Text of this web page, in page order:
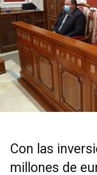
Con las
millones de